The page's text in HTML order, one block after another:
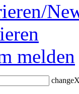
melden